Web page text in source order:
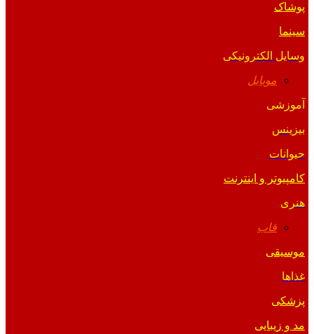
پوشاک
سینما
وسایل الکترونیکی
موبایل
آموزشی
بیزینس
حیوانات
کامپیوتر و اینترنت
هنری
قاب
موسیقی
غذاها
پزشکی
مد و زیبایی